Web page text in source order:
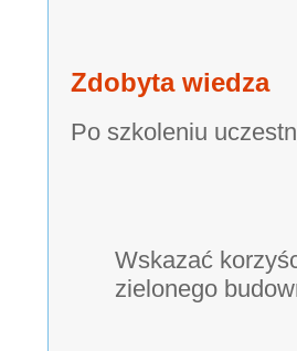
Zdobyta wiedza
Po szkoleniu
Wskazać
zielonego